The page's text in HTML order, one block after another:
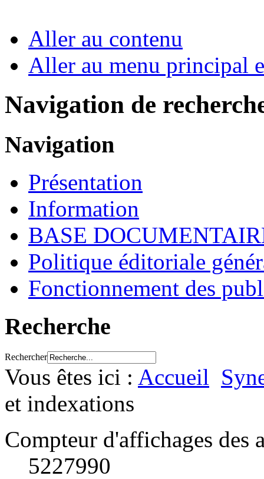
Aller au contenu
Aller au menu principal
Navigation de
Navigation
Présentation
Information
BASE
Politique éditoriale
Fonctionnement des
Recherche
Rechercher
Vous êtes ici : Accueil
et indexations
Compteur d'affichages des
5227990